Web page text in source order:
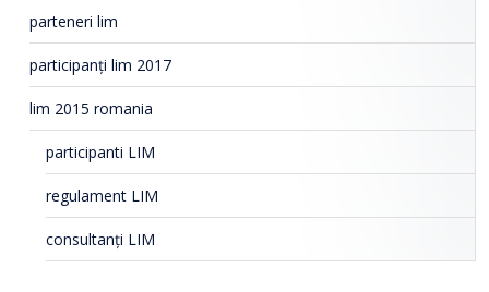
parteneri lim
participanți lim 2017
lim 2015 romania
participanti LIM
regulament LIM
consultanți LIM